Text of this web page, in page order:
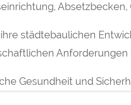
städtebaulichen
Anforderungen
Gesundheit und